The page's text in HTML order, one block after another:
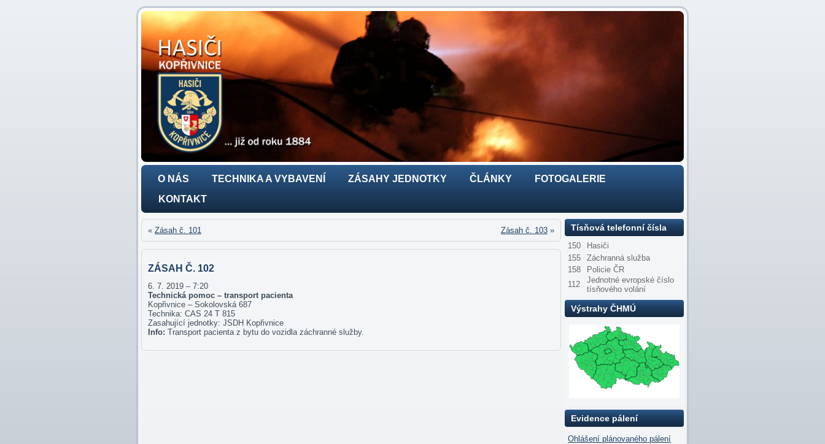
O NÁS TECHNIKA A VYBAVENÍ ZÁSAHY JEDNOTKY ČLÁNKY
FOTOGALERIE
KONTAKT
« Zásah č. 101 Zásah č. 103 »
ZÁSAH Č. 102
6. 7. 2019 – 7:20
Technická pomoc – transport pacienta
Kopřivnice – Sokolovská 687
Technika: CAS 24 T 815
Zasahující jednotky: JSDH Kopřivnice
Info: Transport pacienta z bytu do vozidla záchranné služby.
Tísňová telefonní čísla
150
Hasiči
155
Záchranná služba
158
Policie ČR
112
Jednotné evropské číslo
tísňového volání
Výstrahy ČHMÚ
Evidence pálení
Ohlášení plánovaného pálení